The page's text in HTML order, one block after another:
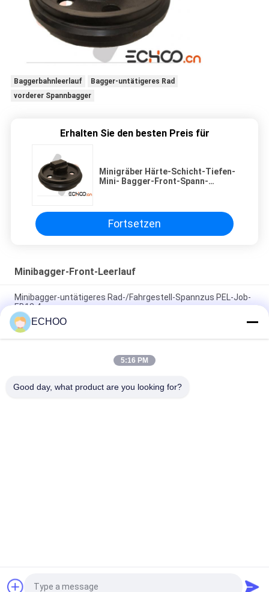
Baggerbahnleerlauf
Bagger-untätigeres Rad
vorderer Spannbagger
Erhalten Sie den besten Preis für
Minigräber Härte-Schicht-Tiefen-
Mini- Bagger-Front-Spann-
Fortsetzen
Minibagger-Front-Leerlauf
Minibagger-untätigeres Rad-/Fahrgestell-Spannzus PEL-Job-
EB12.4
Dauerhafter Minifront-Leerlauf des bagger-VIO17/VIO17-2 für
Yanmar-Stahl-Bahn
172173-37102 zerteilt Minibagger-Front-Leerlauf, Minibagger
ECHOO
5:16 PM
Good day, what product are you looking for?